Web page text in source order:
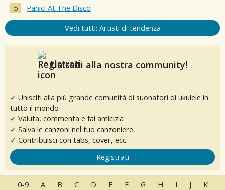
Panic! At The Disco
Vedi tutti: Artisti di tendenza
Unisciti alla nostra community!
✓ Unisciti alla più grande comunità di suonatori di ukulele in
tutto il mondo
✓ Valuta, commenta e fai amicizia
✓ Salva le canzoni nel tuo canzoniere
✓ Contribuisci con tabs, cover, ecc.
Registrati
0-9 A B C D E F G H I J
K